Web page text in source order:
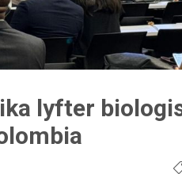
lyfter